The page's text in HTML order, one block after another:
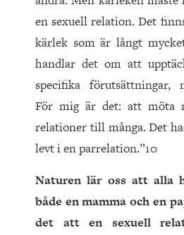
en sexuell relation. Det
kärlek som är långt
handlar det om att
specifika förutsättningar,
För mig är det: att möta
relationer till många. Det
levt i en parrelation.”10
Naturen lär oss att alla
både en mamma och en
det att en sexuell